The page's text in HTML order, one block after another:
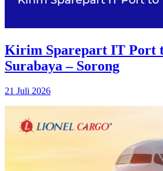
Kirim Sparepart IT Port
Surabaya – Sorong
21 Juli 2026